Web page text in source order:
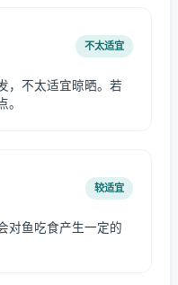
不太适宜
，不太适宜晾晒。若
。
较适宜
对鱼吃食产生一定的